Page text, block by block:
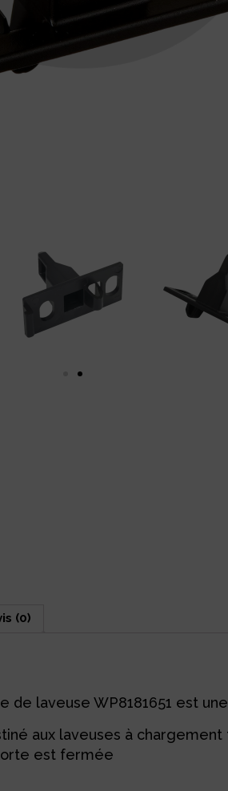
(0)
de laveuse WP8181651 est
aux laveuses à
est fermée